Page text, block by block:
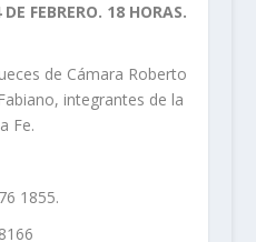
FEBRERO. 18 HORAS.
de Cámara Roberto
integrantes de la
Fe.
1855.